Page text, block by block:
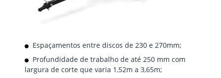
Espaçamentos entre discos de 230 e 270mm​;
Profundidade de trabalho de até 250 mm com
largura de corte que varia 1,52m a 3,65m;